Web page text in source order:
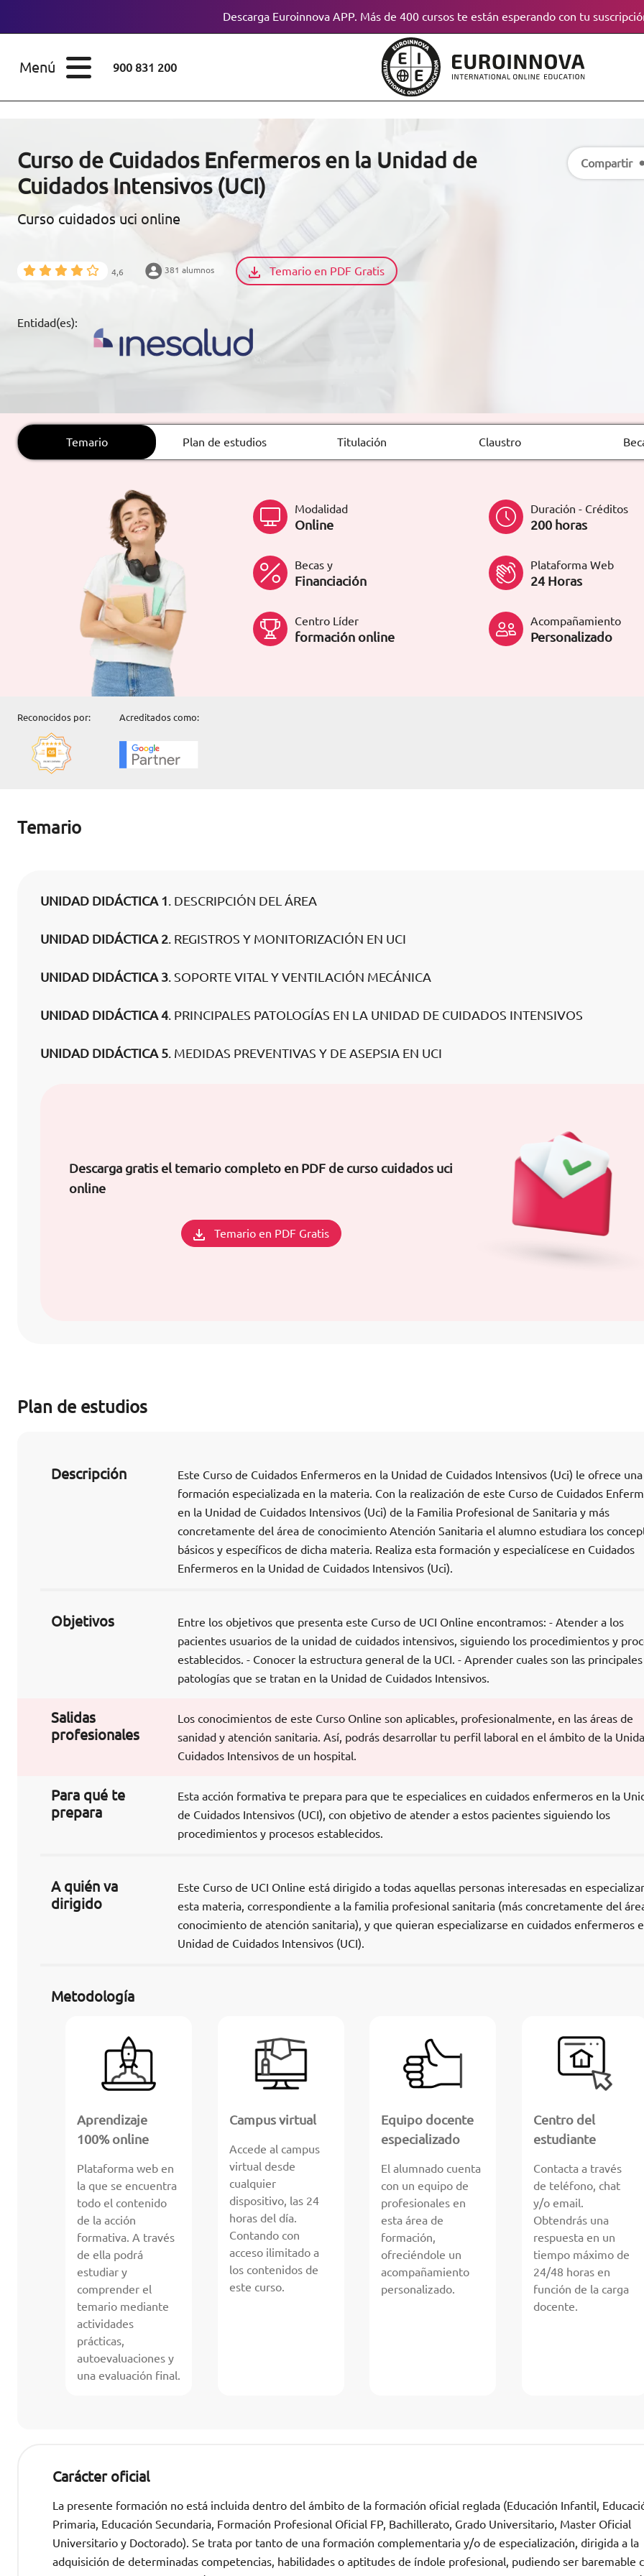
Descarga Euroinnova APP. Más de 400 cursos te están esperando con tu
Menú 900 831 200
CONOCE EUROINNOVA
BECAS Y
CONTACTO ES
formacion@euroinnova.com
TRABAJA CON NOSOTROS
ESTUDIOS
Doctorados
Maestría
Diplomados
Certificados de
Profesionalidad
Curso de Cuidados Enfermeros en la Unidad de
Cuidados Intensivos (UCI)
Curso cuidados uci online
4,6 381 alumnos Temario en PDF Gratis
Entidad(es):
Compartir
Temario Plan de estudios Titulación Claustro
Modalidad
Online
Duración - Créditos
200 horas
Becas y
Financiación
Plataforma Web
24 Horas
Centro Líder
formación online
Acompañamiento
Personalizado
Reconocidos por: Acreditados como:
Temario
UNIDAD DIDÁCTICA 1. DESCRIPCIÓN DEL ÁREA
UNIDAD DIDÁCTICA 2. REGISTROS Y MONITORIZACIÓN EN UCI
UNIDAD DIDÁCTICA 3. SOPORTE VITAL Y VENTILACIÓN MECÁNICA
UNIDAD DIDÁCTICA 4. PRINCIPALES PATOLOGÍAS EN LA UNIDAD DE CUIDADOS INTENSIVOS
UNIDAD DIDÁCTICA 5. MEDIDAS PREVENTIVAS Y DE ASEPSIA EN UCI
Descarga gratis el temario completo en PDF de curso cuidados uci
online
Temario en PDF Gratis
Plan de estudios
Descripción
Este Curso de Cuidados Enfermeros en la Unidad de Cuidados Intensivos (Uci) le ofrece una
formación especializada en la materia. Con la realización de este Curso de Cuidados
en la Unidad de Cuidados Intensivos (Uci) de la Familia Profesional de Sanitaria y más
concretamente del área de conocimiento Atención Sanitaria el alumno estudiara los
básicos y específicos de dicha materia. Realiza esta formación y especialícese en Cuidados
Enfermeros en la Unidad de Cuidados Intensivos (Uci).
Objetivos
Entre los objetivos que presenta este Curso de UCI Online encontramos: - Atender a los
pacientes usuarios de la unidad de cuidados intensivos, siguiendo los procedimientos y
establecidos. - Conocer la estructura general de la UCI. - Aprender cuales son las principales
patologías que se tratan en la Unidad de Cuidados Intensivos.
Salidas
profesionales
Los conocimientos de este Curso Online son aplicables, profesionalmente, en las áreas de
sanidad y atención sanitaria. Así, podrás desarrollar tu perfil laboral en el ámbito de la
Cuidados Intensivos de un hospital.
Para qué te
prepara
Esta acción formativa te prepara para que te especialices en cuidados enfermeros en la
de Cuidados Intensivos (UCI), con objetivo de atender a estos pacientes siguiendo los
procedimientos y procesos establecidos.
A quién va
dirigido
Este Curso de UCI Online está dirigido a todas aquellas personas interesadas en
esta materia, correspondiente a la familia profesional sanitaria (más concretamente del
conocimiento de atención sanitaria), y que quieran especializarse en cuidados enfermeros
Unidad de Cuidados Intensivos (UCI).
Metodología
Aprendizaje
100% online
Plataforma web en
la que se encuentra
todo el contenido
de la acción
formativa. A través
de ella podrá
estudiar y
comprender el
temario mediante
actividades
prácticas,
autoevaluaciones y
una evaluación final.
Campus virtual
Accede al campus
virtual desde
cualquier
dispositivo, las 24
horas del día.
Contando con
acceso ilimitado a
los contenidos de
este curso.
Equipo docente
especializado
El alumnado cuenta
con un equipo de
profesionales en
esta área de
formación,
ofreciéndole un
acompañamiento
personalizado.
Centro del
estudiante
Contacta a través
de teléfono, chat
y/o email.
Obtendrás una
respuesta en un
tiempo máximo de
24/48 horas en
función de la carga
docente.
Carácter oficial
La presente formación no está incluida dentro del ámbito de la formación oficial reglada (Educación Infantil,
Primaria, Educación Secundaria, Formación Profesional Oficial FP, Bachillerato, Grado Universitario, Master Oficial
Universitario y Doctorado). Se trata por tanto de una formación complementaria y/o de especialización, dirigida a la
adquisición de determinadas competencias, habilidades o aptitudes de índole profesional, pudiendo ser baremable